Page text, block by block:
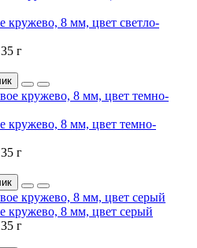
кружево, 8 мм, цвет светло-
35 г
кружево, 8 мм, цвет темно-
35 г
кружево, 8 мм, цвет серый
35 г